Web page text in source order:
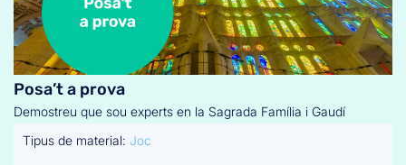
Posa’t a prova
Demostreu que sou experts en la Sagrada Família i Gaudí
Tipus de material: Joc